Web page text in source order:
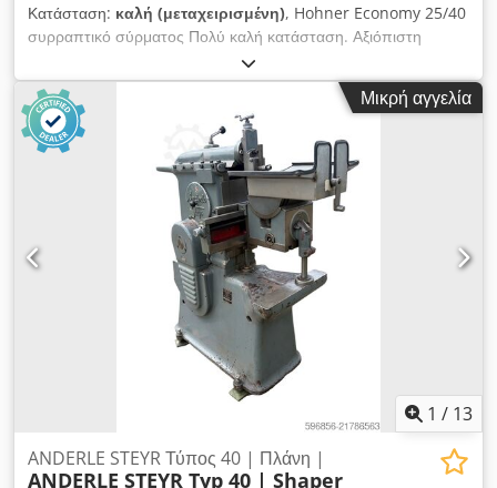
Κατάσταση: καλή (μεταχειρισμένη), Hohner Economy 25/40
συρραπτικό σύρματος Πολύ καλή κατάσταση. Αξιόπιστη
μηχανή με θρυλική ανθεκτικότητα. Τεχνικές προδιαγραφές:
Ικανότητα: 206 κύκλοι/λεπτό Πάχος ραφής: 25mm (διάτρηση
έως 40mm χωρίς κλείσιμο του συρραπτικού από κάτω)
Διάμετρος σύρματος: μέγ. 1mm Τροφοδοσία: 380V Βάρος:
240kg Η μηχανή διαθέτει ρυθμιζόμενο τραπέζι για συρραφή
μπλοκ και δετών. Codpfx Ajzhi Uwegusha
Μικρή αγγελία
1 / 13
ANDERLE STEYR Τύπος 40 | Πλάνη |
ANDERLE STEYR Typ 40 | Shaper